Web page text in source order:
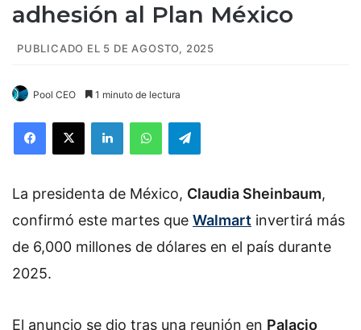
adhesión al Plan México
PUBLICADO EL 5 DE AGOSTO, 2025
Pool CEO 1 minuto de lectura
La presidenta de México, Claudia Sheinbaum,
confirmó este martes que Walmart invertirá más
de 6,000 millones de dólares en el país durante
2025.
El anuncio se dio tras una reunión en Palacio